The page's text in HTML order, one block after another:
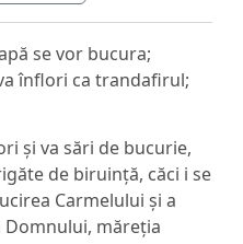
se vor bucura;
înflori ca trandafirul;
și va sări de bucurie,
de biruință, căci i se
Carmelului și a
Domnului, măreția